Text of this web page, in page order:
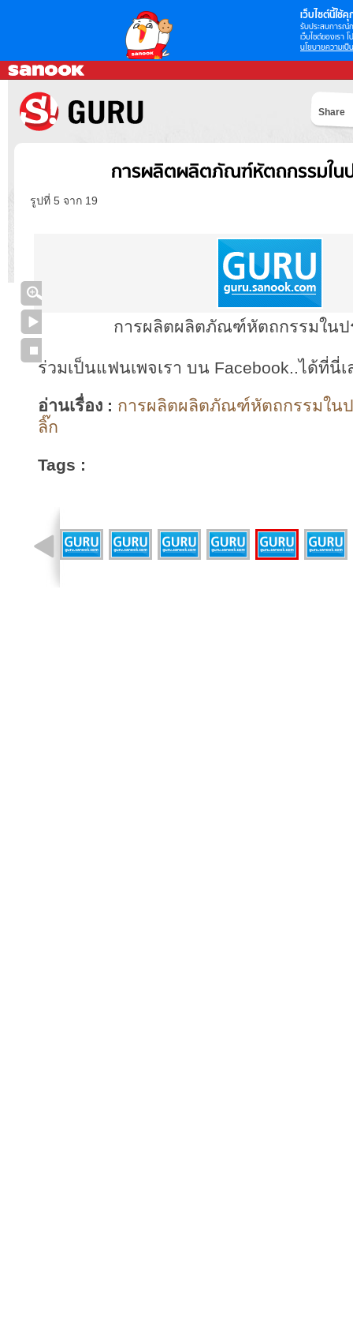
เว็บไซต์นี้ใช้คุ
รับประสบการณ์
เว็บไซต์ของเรา
นโยบายความเป็
Share
การผลิตผลิตภัณฑ์หัตถกรรมในป
รูปที่ 5 จาก 19
การผลิตผลิตภัณฑ์หัตถกรรมในป
ร่วมเป็นแฟนเพจเรา บน Facebook..ได้ที่นี่เ
อ่านเรื่อง : การผลิตผลิตภัณฑ์หัตถกรรมใน
ลิ๊ก
Tags :